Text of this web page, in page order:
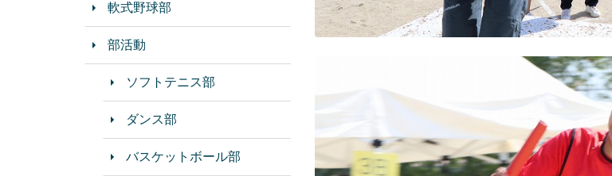
軟式野球部
部活動
ソフトテニス部
ダンス部
バスケットボール部